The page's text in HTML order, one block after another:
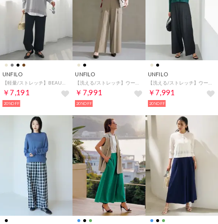
UNFILO
￥7,191
20%OFF
UNFILO
￥7,991
20%OFF
UNFILO
￥7,991
20%OFF